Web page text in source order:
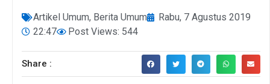
Artikel Umum, Berita Umum
Rabu, 7 Agustus 2019
22:47
Post Views: 544
Share :